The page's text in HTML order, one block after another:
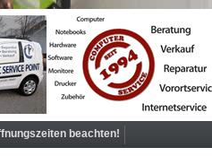
beachten!